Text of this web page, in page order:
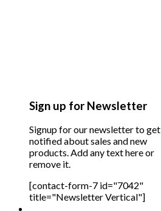
Sign up for Newsletter
Signup for our newsletter to get
notified about sales and new
products. Add any text here or
remove it.
[contact-form-7 id="7042"
title="Newsletter Vertical"]